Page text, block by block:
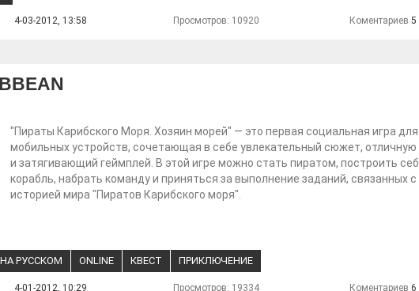
4-03-2012, 13:58 Просмотров: 10920 Коментариев 5
"Пираты Карибского Моря. Хозяин морей" — это первая социальная игра для
мобильных устройств, сочетающая в себе увлекательный сюжет, отличную
и затягивающий геймплей. В этой игре можно стать пиратом, построить
корабль, набрать команду и приняться за выполнение заданий, связанных с
историей мира "Пиратов Карибского моря".
НА РУССКОМ ONLINE КВЕСТ ПРИКЛЮЧЕНИЕ
4-01-2012, 10:29 Просмотров: 19334 Коментариев 6